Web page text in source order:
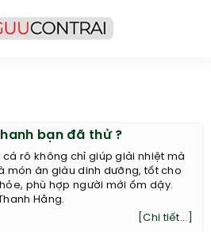
bạn đã thử ?
cá rô không chỉ giúp giải nhiệt mà
món ăn giàu dinh dưỡng, tốt cho
phù hợp người mới ốm dậy.
Hằng.
[Chi tiết...]